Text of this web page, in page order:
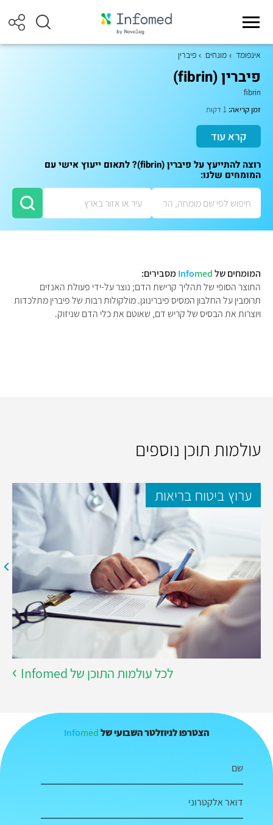
אינפומד מונחים פיברין
פיברין (fibrin)
fibrin
זמן קריאה:
קרא עוד
רוצה להתייעץ על פיברין (fibrin)? לתאום ייעוץ אישי עם
המומחים שלנו:
המומחים של Infomed
מסבירים:
התוצר הסופי של תהליך קרישת הדם; נוצר על-ידי פעולת האנזים
תרומבין על החלבון המסיס פיברינוגן. מולקולות רבות של פיברין מתלכדות
ויוצרות את הבסיס של קריש דם, שאוטם את כלי הדם שניזוק.
עולמות תוכן נוספים
ערוץ ביטוח בריאות
לכל עולמות התוכן של Infomed
הצטרפו לניוזלטר השבועי של Infomed
שם
דואר אלקטרוני